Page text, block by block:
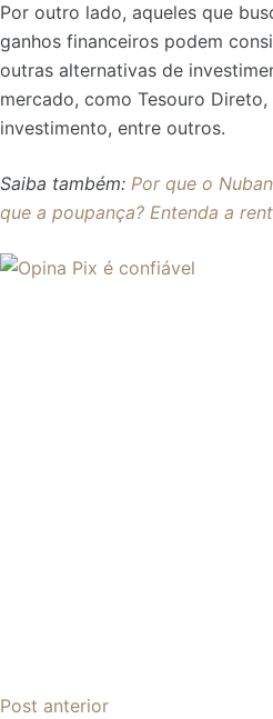
Por outro lado, aqueles que
ganhos financeiros podem
outras alternativas de
mercado, como Tesouro
investimento, entre outros.
Saiba também: Por que o
que a poupança? Entenda a
Post anterior